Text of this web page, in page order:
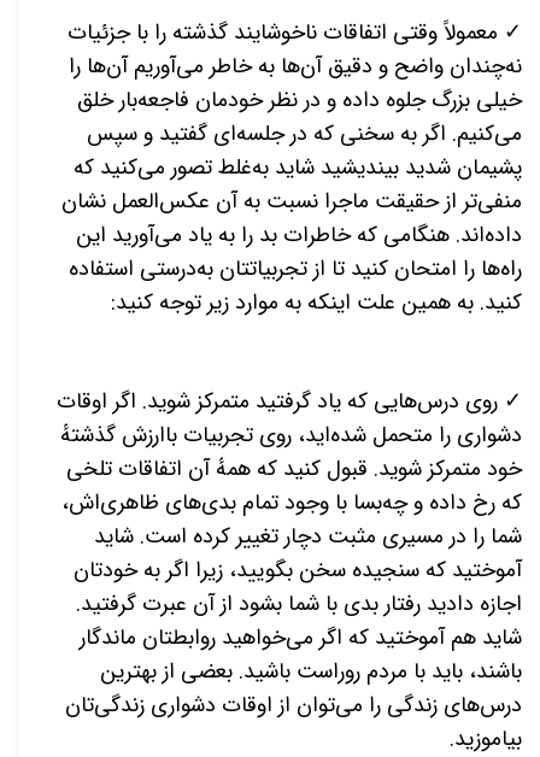
✓ معمولاً وقتی اتفاقات ناخوشایند گذشته را با جزئیات
نه‌چندان واضح و دقیق آن‌ها به خاطر می‌آوریم آن‌ها را
خیلی بزرگ جلوه داده و در نظر خودمان فاجعه‌بار خلق
می‌کنیم. اگر به سخنی که در جلسه‌ای گفتید و سپس
پشیمان شدید بیندیشید شاید به‌غلط تصور می‌کنید که
منفی‌تر از حقیقت ماجرا نسبت به آن عکس‌العمل نشان
داده‌اند. هنگامی که خاطرات بد را به یاد می‌آورید این
راه‌ها را امتحان کنید تا از تجربیاتتان به‌درستی استفاده
کنید. به همین علت اینکه به موارد زیر توجه کنید:
✓ روی درس‌هایی که یاد گرفتید متمرکز شوید. اگر اوقات
دشواری را متحمل شده‌اید، روی تجربیات باارزش گذشتهٔ
خود متمرکز شوید. قبول کنید که همهٔ آن اتفاقات تلخی
که رخ داده و چه‌بسا با وجود تمام بدی‌های ظاهری‌اش،
شما را در مسیری مثبت دچار تغییر کرده است. شاید
آموختید که سنجیده سخن بگویید، زیرا اگر به خودتان
اجازه دادید رفتار بدی با شما بشود از آن عبرت گرفتید.
شاید هم آموختید که اگر می‌خواهید روابطتان ماندگار
باشند، باید با مردم روراست باشید. بعضی از بهترین
درس‌های زندگی را می‌توان از اوقات دشواری زندگی‌تان
بیاموزید.